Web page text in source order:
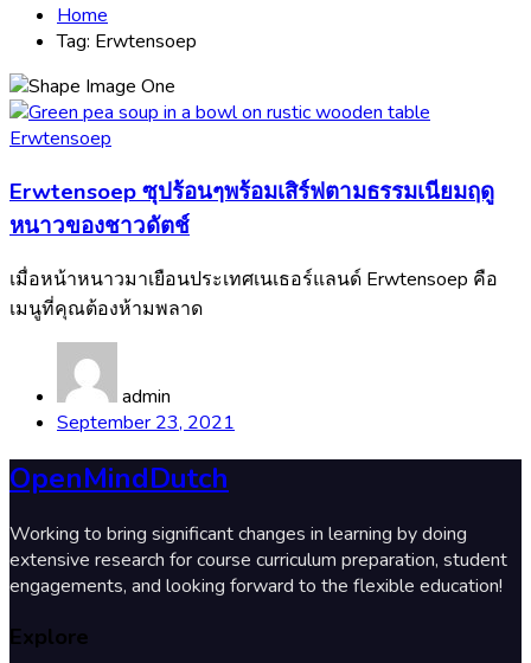
Home
Tag: Erwtensoep
Erwtensoep
Erwtensoep ซุปร้อนๆพร้อมเสิร์ฟตามธรรมเนียมฤดู
หนาวของชาวดัตช์
เมื่อหน้าหนาวมาเยือนประเทศเนเธอร์แลนด์ Erwtensoep คือ
เมนูที่คุณต้องห้ามพลาด
admin
September 23, 2021
OpenMindDutch
Working to bring significant changes in learning by doing
extensive research for course curriculum preparation, student
engagements, and looking forward to the flexible education!
Explore